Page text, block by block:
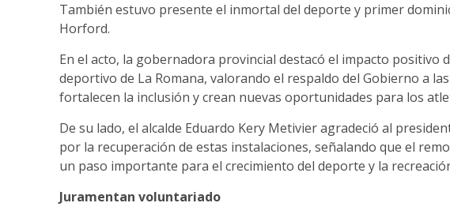
También estuvo presente el inmortal del deporte y primer
Horford.
En el acto, la gobernadora provincial destacó el impacto positivo
deportivo de La Romana, valorando el respaldo del Gobierno a
fortalecen la inclusión y crean nuevas oportunidades para los
De su lado, el alcalde Eduardo Kery Metivier agradeció al
por la recuperación de estas instalaciones, señalando que el
un paso importante para el crecimiento del deporte y la
Juramentan voluntariado